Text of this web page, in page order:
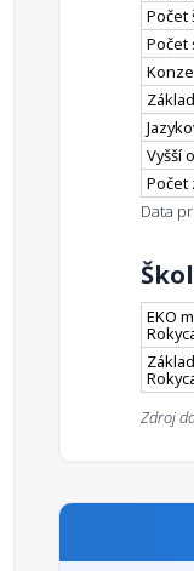
Počet
Počet
Vyšší
Počet
Data
EKO
Zdroj